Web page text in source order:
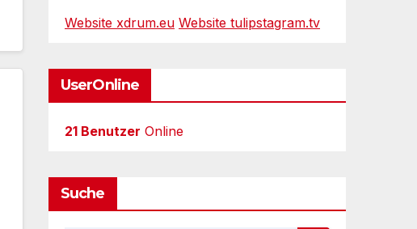
Website xdrum.eu Website tulipstagram.tv
UserOnline
21 Benutzer Online
Suche